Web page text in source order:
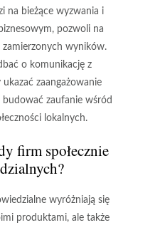
na bieżące wyzwania i
pozwoli na
wyników.
o komunikację z
zaangażowanie
zaufanie wśród
lokalnych.
firm społecznie
wyróżniają się
produktami, ale także